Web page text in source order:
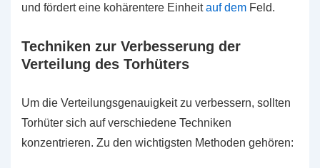
und fördert eine kohärentere Einheitauf dem Feld.
Techniken zur Verbesserung der
Verteilung des Torhüters
Um die Verteilungsgenauigkeit zu verbessern, sollten
Torhüter sich auf verschiedene Techniken
konzentrieren. Zu den wichtigsten Methoden gehören: